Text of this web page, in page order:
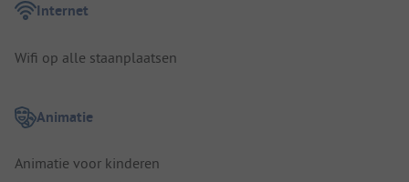
Internet
Wifi op alle staanplaatsen
Animatie
Animatie voor kinderen